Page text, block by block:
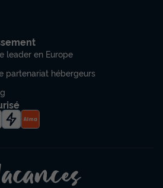
leader en Europe
partenariat hébergeurs